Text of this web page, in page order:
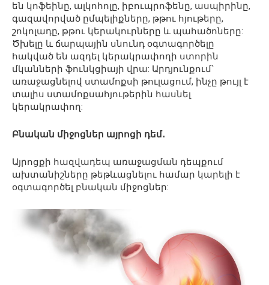
են կոֆեինը, ալկոհոլը, իբուպրոֆենը, ասպիրինը,
գազավորված ըմպելիքները, թթու հյութերը,
շոկոլադը, թթու կերակուրները և պահածոները:
Ծխելը և ճարպային սնունդ օգտագործելը
հակված են ազդել կերակրափողի ստորին
մկանների ֆունկցիայի վրա: Արդյունքում՝
առաջացնելով ստամոքսի թուլացում, ինչը թույլ է
տալիս ստամոքսահյութերին հասնել
կերակրափող:
Բնական միջոցներ այրոցի դեմ․
Այրոցքի հազվադեպ առաջացման դեպքում
ախտանիշները թեթևացնելու համար կարելի է
օգտագործել բնական միջոցներ: